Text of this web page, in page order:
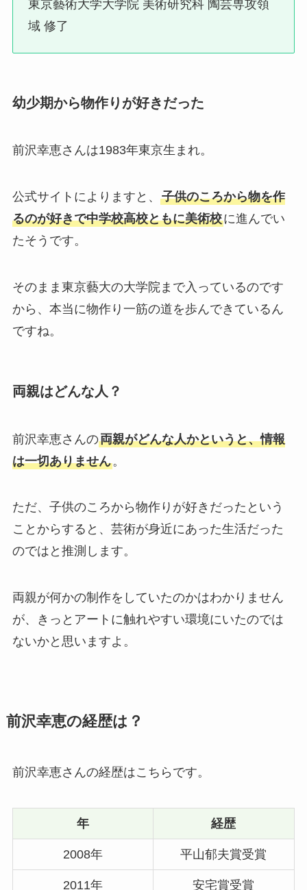
東京藝術大学大学院 美術研究科 陶芸専攻領
域 修了
幼少期から物作りが好きだった
前沢幸恵さんは1983年東京生まれ。
公式サイトによりますと、 子供のころから物を作
るのが好きで中学校高校ともに美術校に進んでい
たそうです。
そのまま東京藝大の大学院まで入っているのです
から、本当に物作り一筋の道を歩んできているん
ですね。
両親はどんな人？
前沢幸恵さんの両親がどんな人かというと、情報
は一切ありません。
ただ、子供のころから物作りが好きだったという
ことからすると、芸術が身近にあった生活だった
のではと推測します。
両親が何かの制作をしていたのかはわかりません
が、きっとアートに触れやすい環境にいたのでは
ないかと思いますよ。
前沢幸恵の経歴は？
前沢幸恵さんの経歴はこちらです。
年 経歴
2008年 平山郁夫賞受賞
2011年 安宅賞受賞